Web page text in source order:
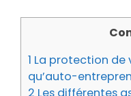
1 La protection de
qu’auto-